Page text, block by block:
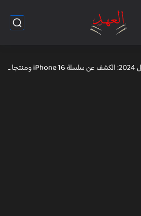
اليوم 10 سبتمبر 2024: استقرار في...